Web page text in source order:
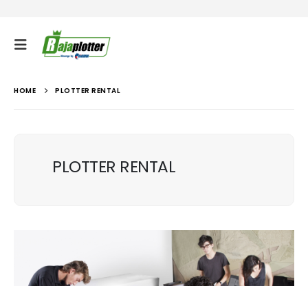
HOME PLOTTER RENTAL
PLOTTER RENTAL